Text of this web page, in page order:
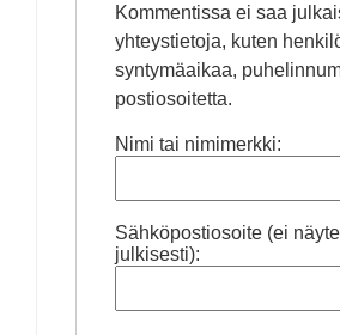
Kommentissa ei saa
yhteystietoja, kuten
syntymäaikaa,
postiosoitetta.
Nimi tai nimimerkki:
Sähköpostiosoite (ei
julkisesti):